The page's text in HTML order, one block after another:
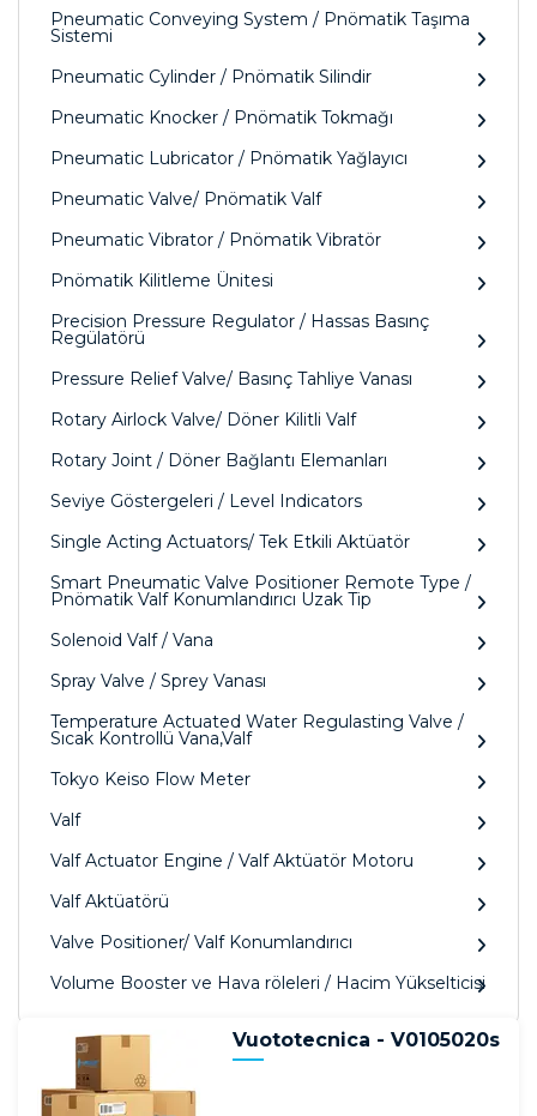
Pneumatic Conveying System / Pnömatik Taşıma
Sistemi
Pneumatic Cylinder / Pnömatik Silindir
Pneumatic Knocker / Pnömatik Tokmağı
Pneumatic Lubricator / Pnömatik Yağlayıcı
Pneumatic Valve/ Pnömatik Valf
Pneumatic Vibrator / Pnömatik Vibratör
Pnömatik Kilitleme Ünitesi
Precision Pressure Regulator / Hassas Basınç
Regülatörü
Pressure Relief Valve/ Basınç Tahliye Vanası
Rotary Airlock Valve/ Döner Kilitli Valf
Rotary Joint / Döner Bağlantı Elemanları
Seviye Göstergeleri / Level Indicators
Single Acting Actuators/ Tek Etkili Aktüatör
Smart Pneumatic Valve Positioner Remote Type /
Pnömatik Valf Konumlandırıcı Uzak Tip
Solenoid Valf / Vana
Spray Valve / Sprey Vanası
Temperature Actuated Water Regulasting Valve /
Sıcak Kontrollü Vana,Valf
Tokyo Keiso Flow Meter
Valf
Valf Actuator Engine / Valf Aktüatör Motoru
Valf Aktüatörü
Valve Positioner/ Valf Konumlandırıcı
Volume Booster ve Hava röleleri / Hacim Yükselticisi
Vuototecnica - V0105020s